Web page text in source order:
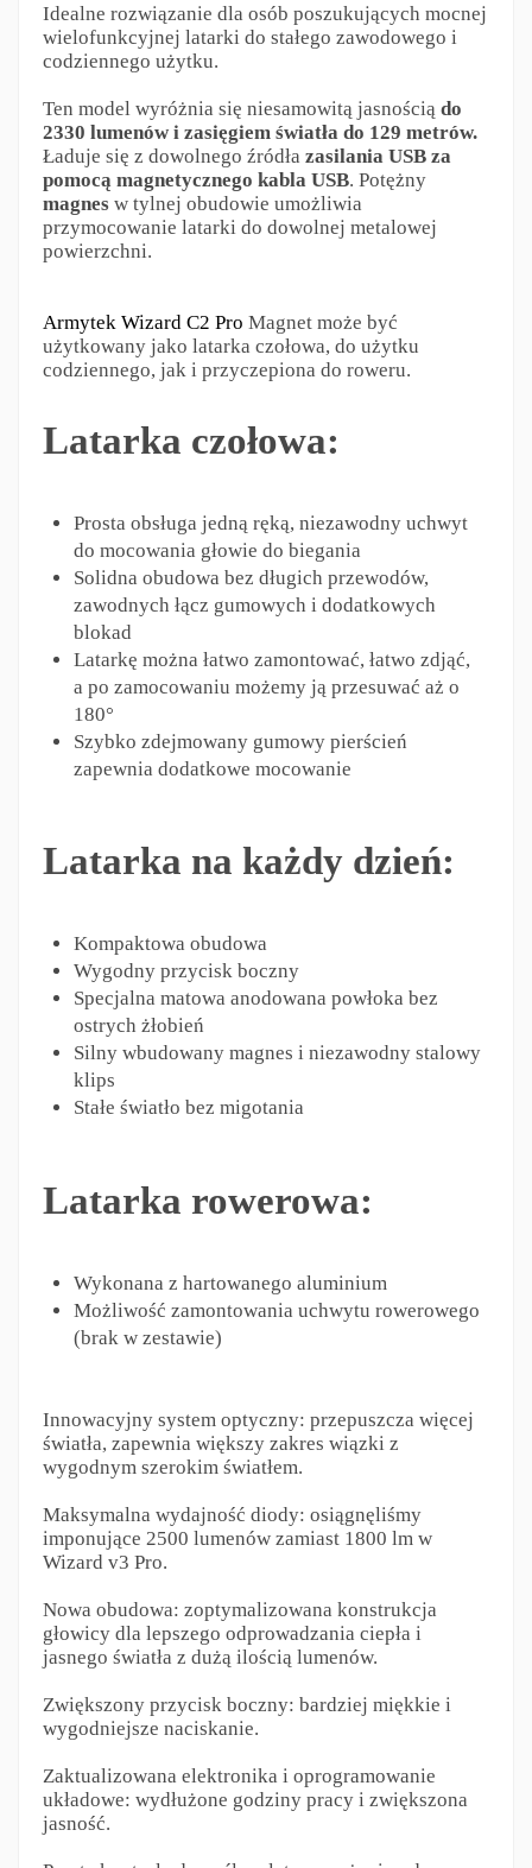
Idealne rozwiązanie dla osób poszukujących mocnej
wielofunkcyjnej latarki do stałego zawodowego i
codziennego użytku.
Ten model wyróżnia się niesamowitą jasnością do
2330 lumenów i zasięgiem światła do 129 metrów.
Ładuje się z dowolnego źródła zasilania USB za
pomocą magnetycznego kabla USB. Potężny
magnesw tylnej obudowie umożliwia
przymocowanie latarki do dowolnej metalowej
powierzchni.
Armytek Wizard C2 Pro Magnet może być
użytkowany jako latarka czołowa, do użytku
codziennego, jak i przyczepiona do roweru.
Latarka czołowa:
Prosta obsługa jedną ręką, niezawodny uchwyt
do mocowania głowie do biegania
Solidna obudowa bez długich przewodów,
zawodnych łącz gumowych i dodatkowych
blokad
Latarkę można łatwo zamontować, łatwo zdjąć,
a po zamocowaniu możemy ją przesuwać aż o
180°
Szybko zdejmowany gumowy pierścień
zapewnia dodatkowe mocowanie
Latarka na każdy dzień:
Kompaktowa obudowa
Wygodny przycisk boczny
Specjalna matowa anodowana powłoka bez
ostrych żłobień
Silny wbudowany magnes i niezawodny stalowy
klips
Stałe światło bez migotania
Latarka rowerowa:
Wykonana z hartowanego aluminium
Możliwość zamontowania uchwytu rowerowego
(brak w zestawie)
Innowacyjny system optyczny: przepuszcza więcej
światła, zapewnia większy zakres wiązki z
wygodnym szerokim światłem.
Maksymalna wydajność diody: osiągnęliśmy
imponujące 2500 lumenów zamiast 1800 lm w
Wizard v3 Pro.
Nowa obudowa: zoptymalizowana konstrukcja
głowicy dla lepszego odprowadzania ciepła i
jasnego światła z dużą ilością lumenów.
Zwiększony przycisk boczny: bardziej miękkie i
wygodniejsze naciskanie.
Zaktualizowana elektronika i oprogramowanie
układowe: wydłużone godziny pracy i zwiększona
jasność.